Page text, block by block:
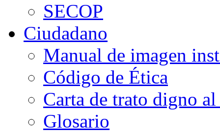
SECOP
Ciudadano
Manual de imagen
Código de Ética
Carta de trato digno
Glosario